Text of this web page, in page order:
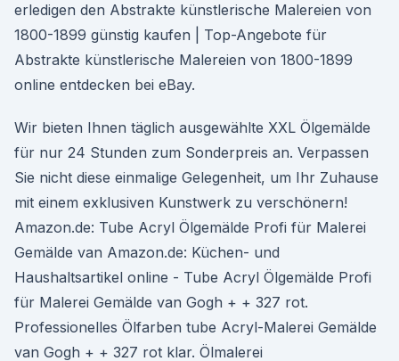
erledigen den Abstrakte künstlerische Malereien von
1800-1899 günstig kaufen | Top-Angebote für
Abstrakte künstlerische Malereien von 1800-1899
online entdecken bei eBay.
Wir bieten Ihnen täglich ausgewählte XXL Ölgemälde
für nur 24 Stunden zum Sonderpreis an. Verpassen
Sie nicht diese einmalige Gelegenheit, um Ihr Zuhause
mit einem exklusiven Kunstwerk zu verschönern!
Amazon.de: Tube Acryl Ölgemälde Profi für Malerei
Gemälde van Amazon.de: Küchen- und
Haushaltsartikel online - Tube Acryl Ölgemälde Profi
für Malerei Gemälde van Gogh + + 327 rot.
Professionelles Ölfarben tube Acryl-Malerei Gemälde
van Gogh + + 327 rot klar. Ölmalerei